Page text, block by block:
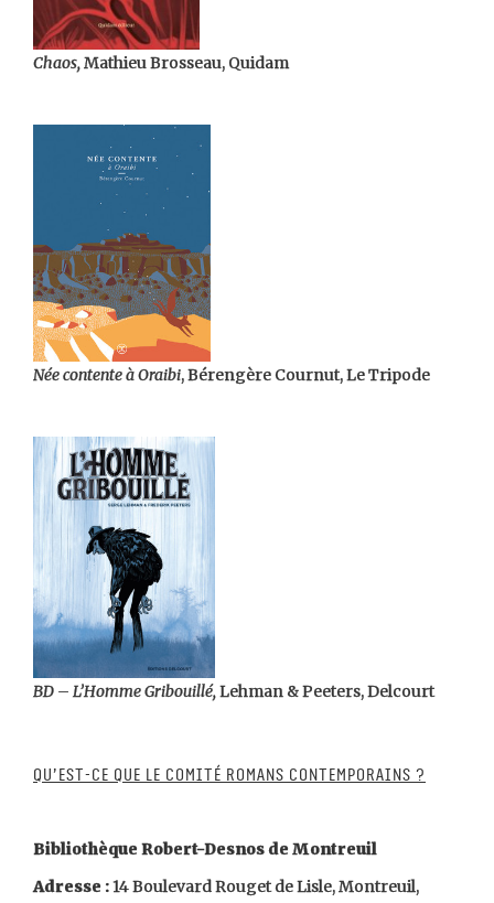
Chaos,Mathieu Brosseau, Quidam
Née contente à Oraibi, Bérengère Cournut, Le Tripode
BD – L’Homme Gribouillé, Lehman & Peeters, Delcourt
Qu’est-ce que le comité romans contemporains ?
Bibliothèque Robert-Desnos de Montreuil
Adresse :14 Boulevard Rouget de Lisle, Montreuil,